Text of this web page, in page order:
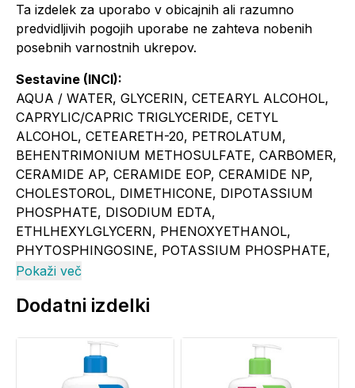
Ta izdelek za uporabo v obicajnih ali razumno
predvidljivih pogojih uporabe ne zahteva nobenih
posebnih varnostnih ukrepov.
Sestavine (INCI):
AQUA / WATER, GLYCERIN, CETEARYL ALCOHOL,
CAPRYLIC/CAPRIC TRIGLYCERIDE, CETYL
ALCOHOL, CETEARETH-20, PETROLATUM,
BEHENTRIMONIUM METHOSULFATE, CARBOMER,
CERAMIDE AP, CERAMIDE EOP, CERAMIDE NP,
CHOLESTOROL, DIMETHICONE, DIPOTASSIUM
PHOSPHATE, DISODIUM EDTA,
ETHLHEXYLGLYCERN, PHENOXYETHANOL,
PHYTOSPHINGOSINE, POTASSIUM PHOSPHATE,
SODIUM HYLARONATE, SODIUM LAUROYL
elektronski kontaktni naslovse nahajajona
povezavi (klik).
Pokaži več
Dodatni izdelki